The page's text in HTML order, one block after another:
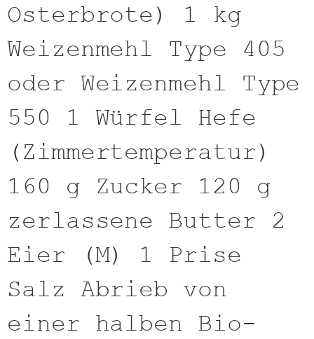
Osterbrote) 1 kg
Weizenmehl Type 405
oder Weizenmehl Type
550 1 Würfel Hefe
(Zimmertemperatur)
160 g Zucker 120 g
zerlassene Butter 2
Eier (M) 1 Prise
Salz Abrieb von
einer halben Bio-